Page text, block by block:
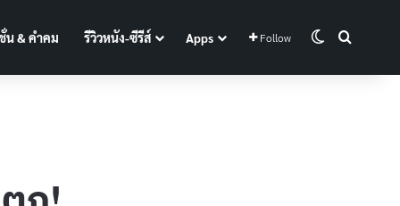
น & คำคม รีวิวหนัง-ซีรีส์ Apps Follow Switch skin